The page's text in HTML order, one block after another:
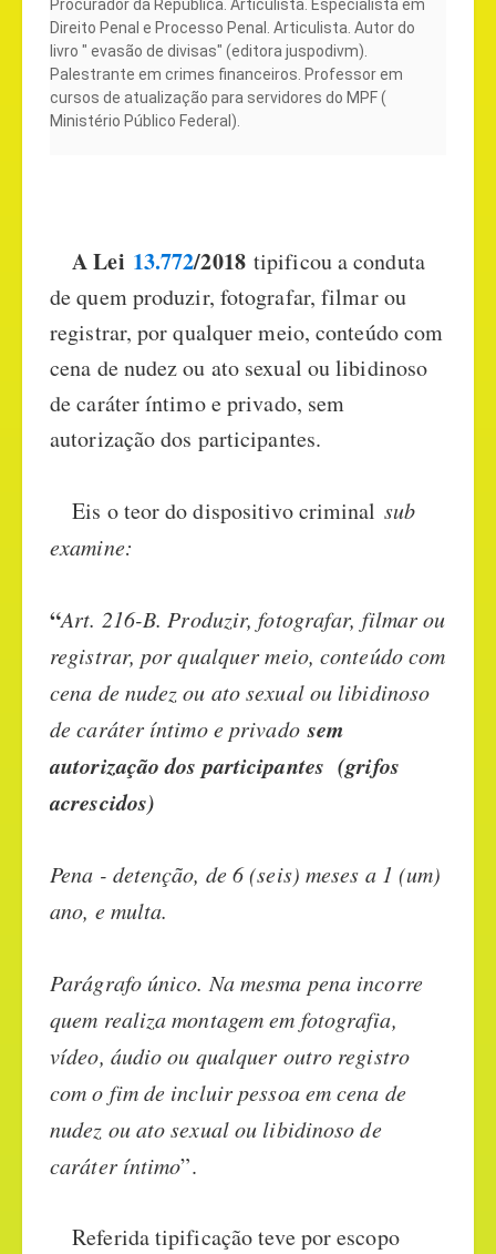
Procurador da República. Articulista. Especialista em
Direito Penal e Processo Penal. Articulista. Autor do
livro " evasão de divisas" (editora juspodivm).
Palestrante em crimes financeiros. Professor em
cursos de atualização para servidores do MPF (
Ministério Público Federal).
A Lei 13.772/2018 tipificou a conduta
de quem produzir, fotografar, filmar ou
registrar, por qualquer meio, conteúdo com
cena de nudez ou ato sexual ou libidinoso
de caráter íntimo e privado, sem
autorização dos participantes.
Eis o teor do dispositivo criminal sub
examine:
“Art. 216-B. Produzir, fotografar, filmar ou
registrar, por qualquer meio, conteúdo com
cena de nudez ou ato sexual ou libidinoso
de caráter íntimo e privadosem
autorização dos participantes (grifos
acrescidos)
Pena - detenção, de 6 (seis) meses a 1 (um)
ano, e multa.
Parágrafo único. Na mesma pena incorre
quem realiza montagem em fotografia,
vídeo, áudio ou qualquer outro registro
com o fim de incluir pessoa em cena de
nudez ou ato sexual ou libidinoso de
caráter íntimo”.
Referida tipificação teve por escopo